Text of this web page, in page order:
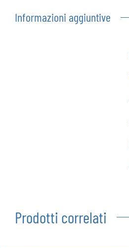
Informazioni aggiuntive
Prodotti correlati